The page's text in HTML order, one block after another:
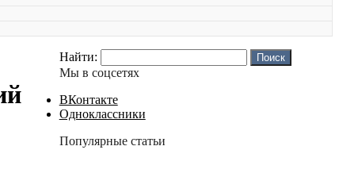
Найти:
Мы в соцсетях
ВКонтакте
Одноклассники
Популярные статьи